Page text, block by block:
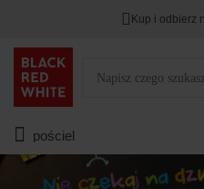
HITY DNIA przy
Kup i odbierz
pościel